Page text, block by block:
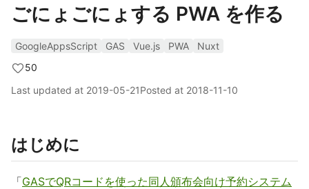
ごにょごにょする PWA を作る
GoogleAppsScript GAS Vue.js PWA
Nuxt
50
Last updated at 2019-05-21Posted at 2018-11-10
はじめに
「GASでQRコードを使った同人頒布会向け予約システム